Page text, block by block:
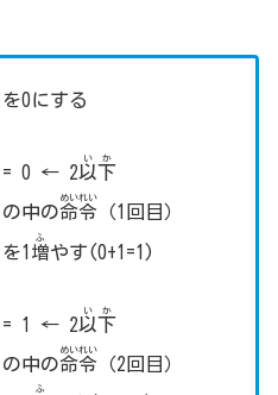
0にする
= 0 ← 2以下
いか
中の命令
めいれい
（1回目）
1 増
ふ
やす(0+1=1)
= 1 ← 2以下
いか
中の命令
めいれい
（2回目）
ふ